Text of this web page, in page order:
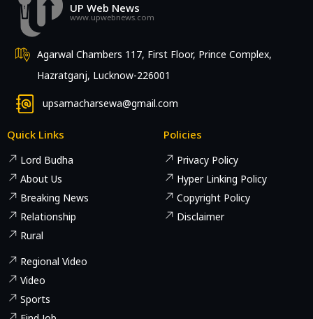
UP Web News
www.upwebnews.com
Agarwal Chambers 117, First Floor, Prince Complex,
Hazratganj, Lucknow-226001
upsamacharsewa@gmail.com
Quick Links
Lord Budha
About Us
Breaking News
Relationship
Rural
Regional Video
Video
Sports
Policies
Privacy Policy
Hyper Linking Policy
Copyright Policy
Disclaimer